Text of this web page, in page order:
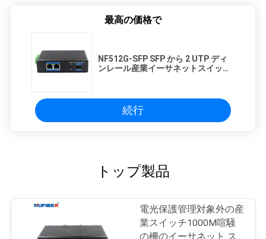
最高の価格で
NF512G-SFP SFP から 2 UTP ディ
ンレール産業イーサネットスイッチ
続行
トップ製品
電光保護管理対象外の産
業スイッチ1000M喧騒
の柵のイーサネット ス